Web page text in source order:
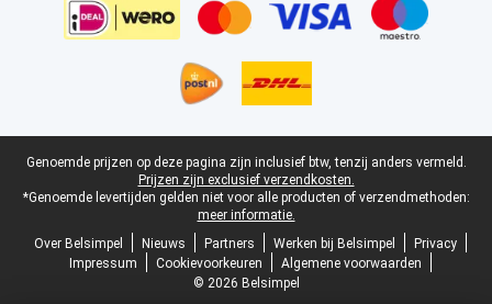
Juridische voettekst
Genoemde prijzen op deze pagina zijn inclusief btw, tenzij anders vermeld.
Prijzen zijn exclusief verzendkosten.
*Genoemde levertijden gelden niet voor alle producten of verzendmethoden:
meer informatie.
Over Belsimpel
Nieuws Partners Werken bij Belsimpel
Privacy
Impressum
Cookievoorkeuren
Algemene voorwaarden
© 2026 Belsimpel